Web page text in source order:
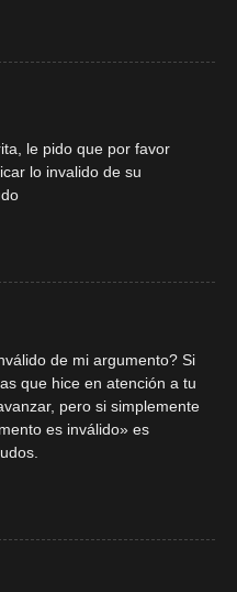
le pido que por favor
lo invalido de su
de mi argumento? Si
que hice en atención a tu
pero si simplemente
es inválido» es